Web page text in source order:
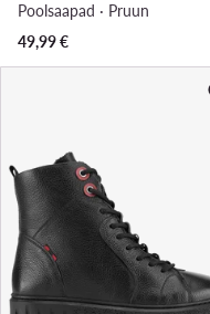
Poolsaapad · Pruun
49,99€